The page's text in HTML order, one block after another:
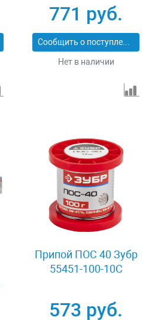
771 руб.
Сообщить о поступлении
Нет в наличии
Припой ПОС 40 Зубр
55451-100-10C
573 руб.